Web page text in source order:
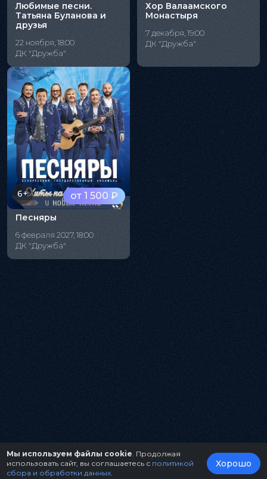
Любимые песни.
Татьяна Буланова и
друзья
22 ноября, 18:00
ДК "Дружба"
Хор Валаамского
Монастыря
7 декабря, 19:00
ДК "Дружба"
от 1 500 ₽
6+
Песняры
6 февраля 2027, 18:00
ДК "Дружба"
Мы используем файлы cookie . Продолжая
использовать сайт, вы соглашаетесь с политикой
сбора и обработки данных
Хорошо